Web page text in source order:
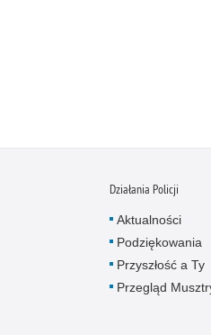
Działania Policji
Aktualności
Podziękowania
Przyszłość a Ty
Przegląd